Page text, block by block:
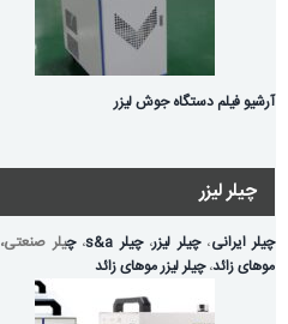
آرشیو فیلم دستگاه جوش لیزر
چیلر لیزر
چیلر ایرانی،چیلر لیزر،چیلر s&a ،چیلر صنعتی،
موهای زائد،چیلر لیزر موهای زائد